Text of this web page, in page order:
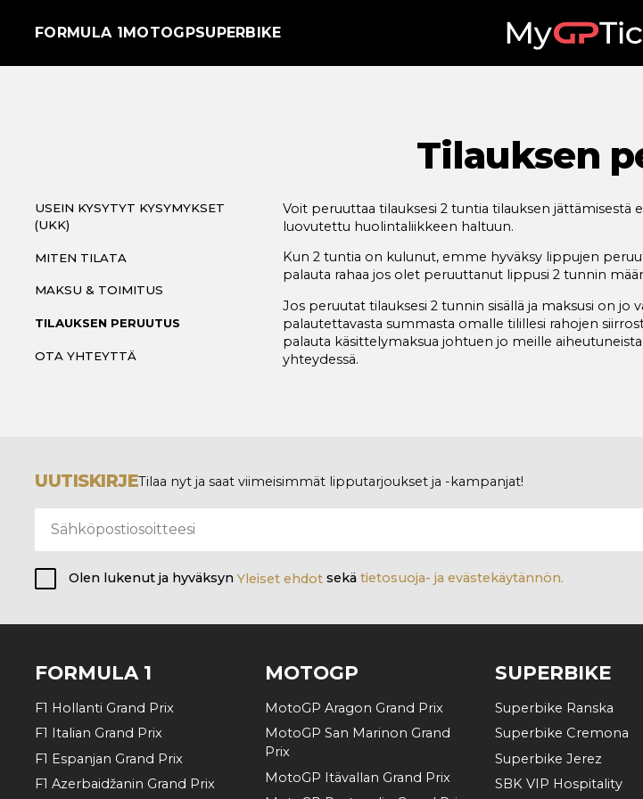
FORMULA 1 MOTOGPSUPERBIKE
Tilauksen
Voit peruuttaa tilauksesi 2 tuntia tilauksen jättämisestä
luovutettu huolintaliikkeen haltuun.
Kun 2 tuntia on kulunut, emme hyväksy lippujen
palauta rahaa jos olet peruuttanut lippusi 2 tunnin
Jos peruutat tilauksesi 2 tunnin sisällä ja maksusi on jo
palautettavasta summasta omalle tilillesi rahojen
palauta käsittelymaksua johtuen jo meille
yhteydessä.
USEIN KYSYTYT KYSYMYKSET
(UKK)
MITEN TILATA
MAKSU & TOIMITUS
TILAUKSEN PERUUTUS
OTA YHTEYTTÄ
UUTISKIRJETilaa nyt ja saat viimeisimmät lipputarjoukset ja -kampanjat!
Olen lukenut ja hyväksyn Yleiset ehdotsekä tietosuoja- ja evästekäytännön.
FORMULA 1
F1 Hollanti Grand Prix
F1 Italian Grand Prix
F1 Espanjan Grand Prix
F1 Azerbaidžanin Grand Prix
MOTOGP
MotoGP Aragon Grand Prix
MotoGP San Marinon Grand
Prix
MotoGP Itävallan Grand Prix
SUPERBIKE
Superbike Ranska
Superbike Cremona
Superbike Jerez
SBK VIP Hospitality